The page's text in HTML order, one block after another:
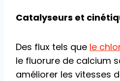
Catalyseurs et
Des flux tels que le
le fluorure de calcium
améliorer les vitesses